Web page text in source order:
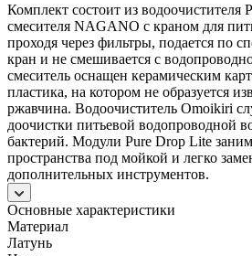
Комплект состоит из водоочистителя
смесителя NAGANO с краном для
проходя через фильтры, подается по
кран и не смешивается с
смеситель оснащен керамическим
пластика, на котором не образуется
ржавчина. Водоочиститель Omoikiri
доочистки питьевой водопроводной
бактерий. Модули Pure Drop Lite
пространства под мойкой и легко
дополнительных инструментов.
Основные характеристики
Материал
Латунь